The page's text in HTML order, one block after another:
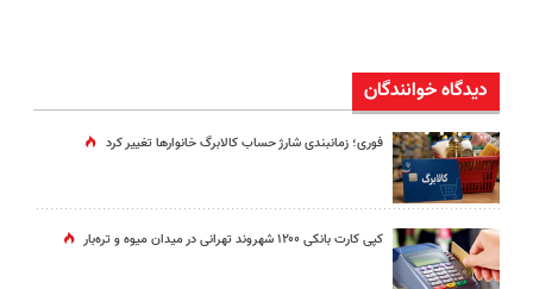
دیدگاه خوانندگان
فوری؛ زمانبندی‌ شارژ حساب کالابرگ خانوارها تغییر کرد
کپی کارت بانکی ۱۲۰۰ شهروند تهرانی در میدان میوه و تره‌بار